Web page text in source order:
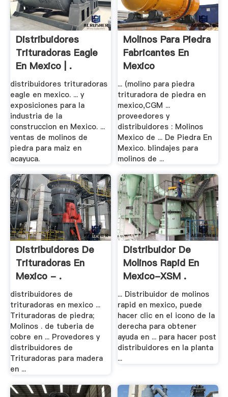
Distribuidores
Trituradoras Eagle
En Mexico | .
distribuidores trituradoras
eagle en mexico. ... y
exposiciones para la
industria de la
construccion en Mexico. ...
ventas de molinos de
piedra para maiz en
acayuca.
Molinos Para Piedra
Fabricantes En
Mexico
... (molino para piedra
trituradora de piedra en
mexico,CGM ...
proveedores y
distribuidores : Molinos
Mexico de ... De Piedra En
Mexico. blindajes para
molinos de ...
Distribuidores De
Trituradoras En
Mexico - .
distribuidores de
trituradoras en mexico ...
Trituradoras de piedra;
Molinos . de tuberia de
cobre en ... Provedores y
distribuidores de
Trituradoras para madera
en ...
Distribuidor De
Molinos Rapid En
Mexico-XSM .
... Distribuidor de molinos
rapid en mexico, puede
hacer clic en el icono de la
derecha para obtener
ayuda en ... para hacer post
distribuidores en la planta
...